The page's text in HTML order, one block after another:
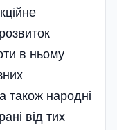
в ньому
також народні
від тих